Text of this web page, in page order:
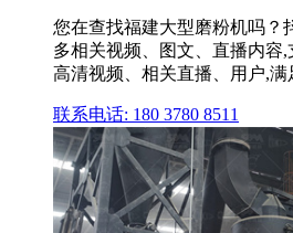
您在查找福建大型磨粉机吗？
多相关视频、图文、直播内容
高清视频、相关直播、用户,满
联系电话: 180 3780 8511